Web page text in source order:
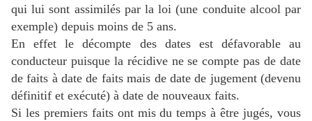
qui lui sont assimilés par la loi (une conduite alcool par
exemple) depuis moins de 5 ans.
En effet le décompte des dates est défavorable au
conducteur puisque la récidive ne se compte pas de date
de faits à date de faits mais de date de jugement (devenu
définitif et exécuté) à date de nouveaux faits.
Si les premiers faits ont mis du temps à être jugés, vous